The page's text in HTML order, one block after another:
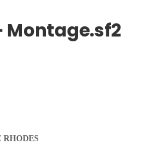
Montage.sf2
RHODES